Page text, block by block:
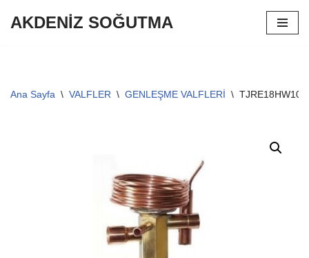
AKDENİZ SOĞUTMA
Ana Sayfa \ VALFLER \ GENLEŞME VALFLERİ \